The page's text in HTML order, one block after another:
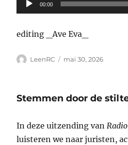
audio
00:00
editing _Ave Eva_
Auteur
LeenRC
Publié
mai 30, 2026
Stemmen door de
In deze uitzending van
luisteren we naar juristen,